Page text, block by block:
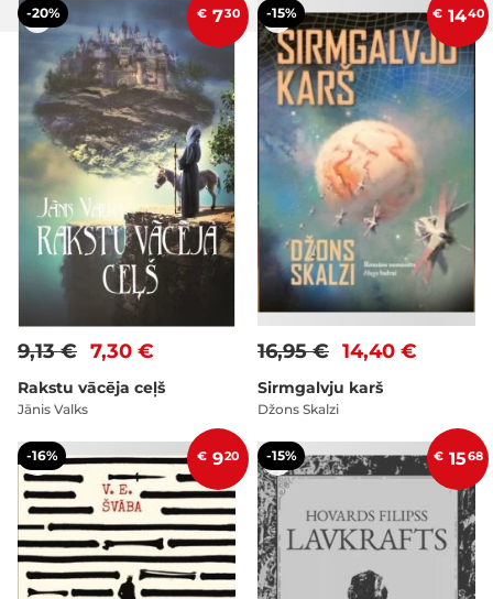
-20% € 730
7,30 €
9,13 €
Rakstu vācēja ceļš
Jānis Valks
-15% € 1440
14,40 €
16,95 €
Sirmgalvju karš
Džons Skalzi
-16% € 920 -15% € 1568